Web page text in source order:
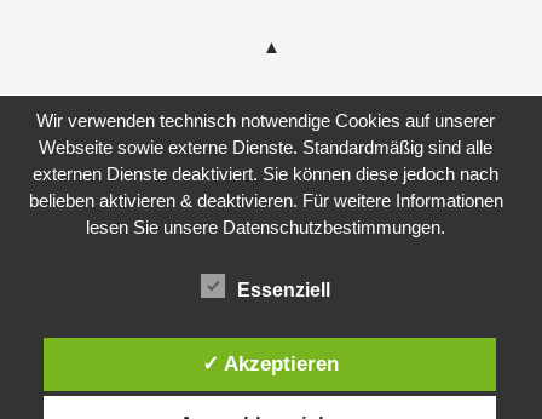
Wir verwenden technisch notwendige Cookies auf unserer
Webseite sowie externe Dienste. Standardmäßig sind alle
externen Dienste deaktiviert. Sie können diese jedoch nach
belieben aktivieren & deaktivieren. Für weitere Informationen
lesen Sie unsere Datenschutzbestimmungen.
Essenziell
✓ Akzeptieren